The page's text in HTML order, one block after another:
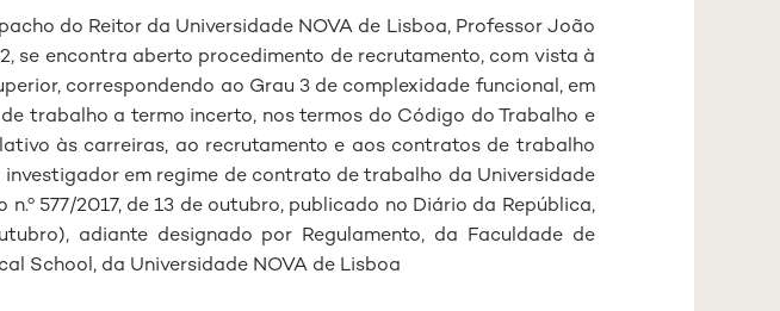
do Reitor da Universidade NOVA de Lisboa, Professor João
se encontra aberto procedimento de recrutamento, com vista à
correspondendo ao Grau 3 de complexidade funcional, em
trabalho a termo incerto, nos termos do Código do Trabalho e
às carreiras, ao recrutamento e aos contratos de trabalho
investigador em regime de contrato de trabalho da Universidade
n.º 577/2017, de 13 de outubro, publicado no Diário da República,
adiante designado por Regulamento, da Faculdade de
School, da Universidade NOVA de Lisboa